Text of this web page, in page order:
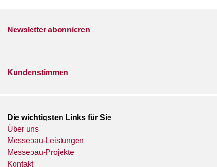
Newsletter abonnieren
Kundenstimmen
Die wichtigsten Links für Sie
Über uns
Messebau-Leistungen
Messebau-Projekte
Kontakt